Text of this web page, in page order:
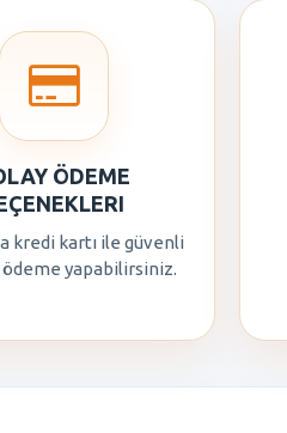
ÖDEME
kredi kartı ile güvenli
yapabilirsiniz.